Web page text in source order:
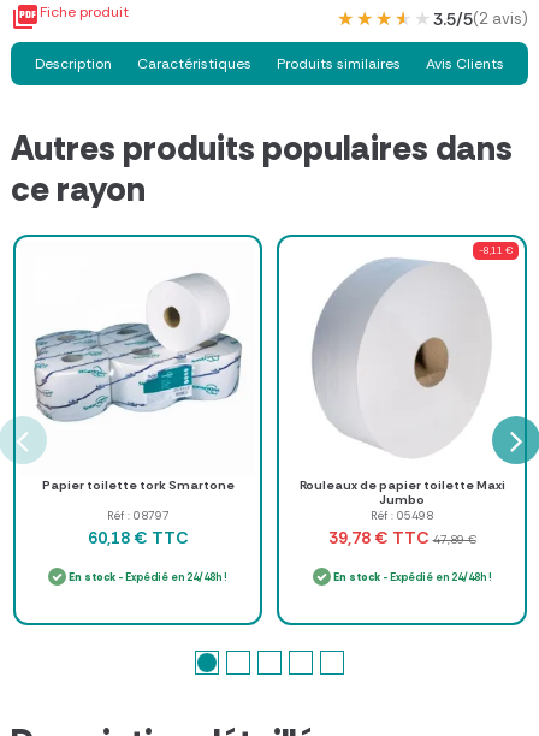
Fiche produit ★★★★★
★★★★★ 3.5/5(2 avis)
Description Caractéristiques Produits similaires Avis Clients
Autres produits populaires dans
ce rayon
Papier toilette tork Smartone
Réf : 08797
60,18 € TTC
En stock - Expédié en 24/48h !
-8,11 €
Rouleaux de papier toilette Maxi
Jumbo
Réf : 05498
39,78 € TTC 47,89 €
En stock- Expédié en 24/48h !